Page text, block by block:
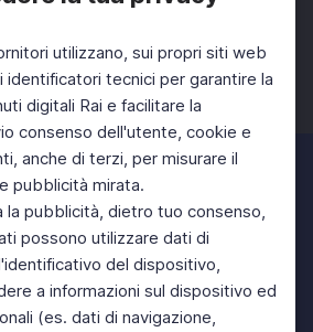
utilizzano, sui propri siti web
identificatori tecnici per garantire la
digitali Rai e facilitare la
consenso dell'utente, cookie e
anche di terzi, per misurare il
pubblicità mirata.
la pubblicità, dietro tuo consenso,
possono utilizzare dati di
del dispositivo,
a informazioni sul dispositivo ed
(es. dati di navigazione,
Twitter Instagram